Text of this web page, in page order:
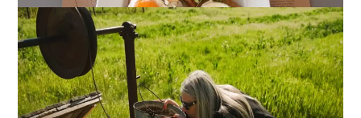
22 сорта пива, мидии и вид на море: сколько стоит
отдых в пабе на «Ланжероне»
2
01-08-2026 в 19:02
ВИБОР РЕДАКЦИИ